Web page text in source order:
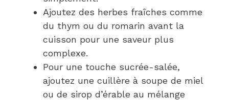
Ajoutez des herbes fraîches comme
du thym ou du romarin avant la
cuisson pour une saveur plus
complexe.
Pour une touche sucrée-salée,
ajoutez une cuillère à soupe de miel
ou de sirop d’érable au mélange